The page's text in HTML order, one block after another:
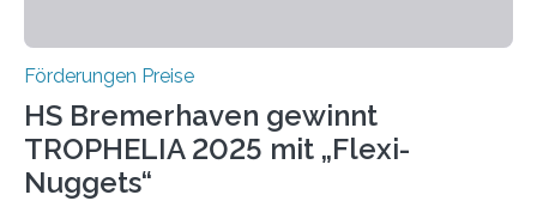
Förderungen Preise
HS Bremerhaven gewinnt
TROPHELIA 2025 mit „Flexi-
Nuggets“